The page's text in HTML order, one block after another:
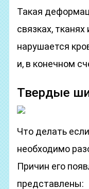
Такая
связках,
нарушается
и, в конечном
Твердые
Что делать
необходимо
Причин его
представлены: